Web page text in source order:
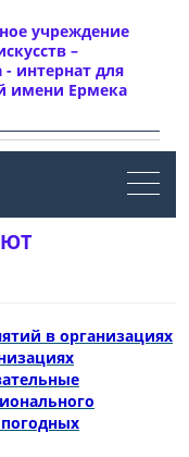
учреждение
–
интернат для
имени Ермека
в организациях